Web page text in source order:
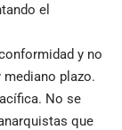
el
y no
plazo.
No se
que